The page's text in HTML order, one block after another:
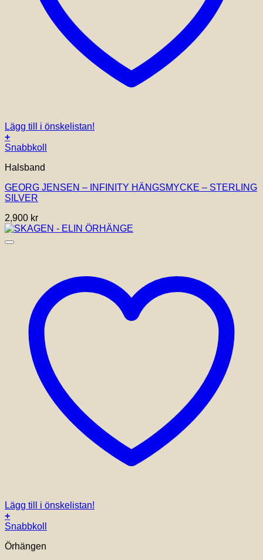
Lägg till i önskelistan!
+
Snabbkoll
Halsband
GEORG JENSEN – INFINITY HÄNGSMYCKE – STERLING
SILVER
2,900 kr
Lägg till i önskelistan!
+
Snabbkoll
Örhängen